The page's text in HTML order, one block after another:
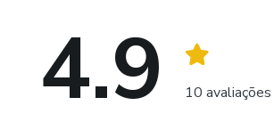
4.9 10 avaliações